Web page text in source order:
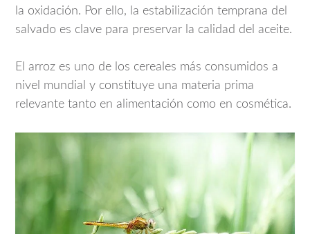
la oxidación. Por ello, la estabilización temprana del
salvado es clave para preservar la calidad del aceite.
El arroz es uno de los cereales más consumidos a
nivel mundial y constituye una materia prima
relevante tanto en alimentación como en cosmética.